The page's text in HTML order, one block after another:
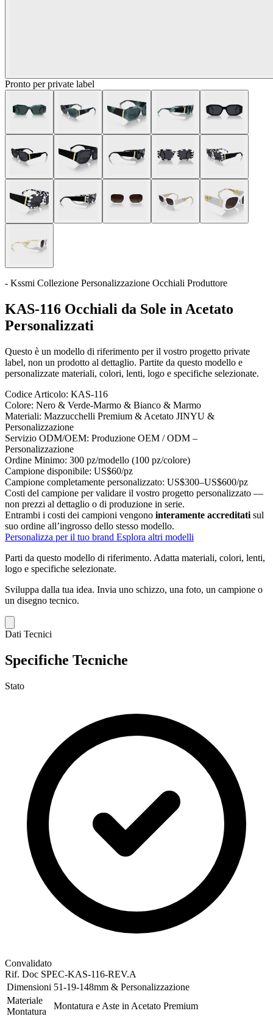
Pronto per private label
- Kssmi Collezione Personalizzazione Occhiali Produttore
KAS-116 Occhiali da Sole in Acetato
Personalizzati
Questo è un modello di riferimento per il vostro progetto private
label, non un prodotto al dettaglio. Partite da questo modello e
personalizzate materiali, colori, lenti, logo e specifiche selezionate.
Codice Articolo: KAS-116
Colore: Nero & Verde-Marmo & Bianco & Marmo
Materiali: Mazzucchelli Premium & Acetato JINYU &
Personalizzazione
Servizio ODM/OEM: Produzione OEM / ODM –
Personalizzazione
Ordine Minimo: 300 pz/modello (100 pz/colore)
Campione disponibile: US$60/pz
Campione completamente personalizzato: US$300–US$600/pz
Costi del campione per validare il vostro progetto personalizzato —
non prezzi al dettaglio o di produzione in serie.
Entrambi i costi dei campioni vengono interamente accreditati sul
suo ordine all’ingrosso dello stesso modello.
Personalizza per il tuo brand Esplora altri modelli
Parti da questo modello di riferimento. Adatta materiali, colori, lenti,
logo e specifiche selezionate.
Sviluppa dalla tua idea. Invia uno schizzo, una foto, un campione o
un disegno tecnico.
Dati Tecnici
Specifiche Tecniche
Stato
Convalidato
Rif. Doc SPEC-KAS-116-REV.A
Dimensioni 51-19-148mm & Personalizzazione
Materiale
Montatura
Montatura e Aste in Acetato Premium